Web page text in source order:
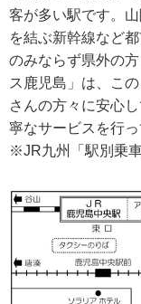
客が多い駅です。
を結ぶ新幹線など
のみならず県外の
ス鹿児島」は、こ
さんの方々に安心
寧なサービスを行っ
※JR九州「駅別乗